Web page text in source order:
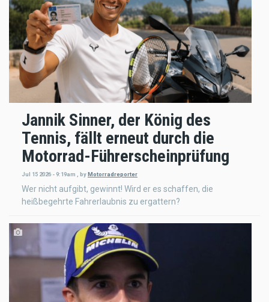
Jannik Sinner, der König des
Tennis, fällt erneut durch die
Motorrad-Führerscheinprüfung
Jul 15 2026 - 9:19am byMotorradreporter
Wer nicht aufgibt, gewinnt! Wird er es schaffen, die
heißbegehrte Fahrerlaubnis zu ergattern?